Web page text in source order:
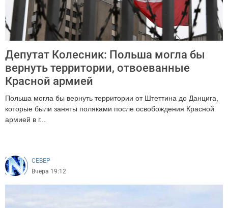
Депутат Колесник: Польша могла бы
вернуть территории, отвоеванные
Красной армией
Польша могла бы вернуть территории от Штеттина до Данцига,
которые были заняты поляками после освобождения Красной
армией в г...
CEВЕР
Вчера 19:12